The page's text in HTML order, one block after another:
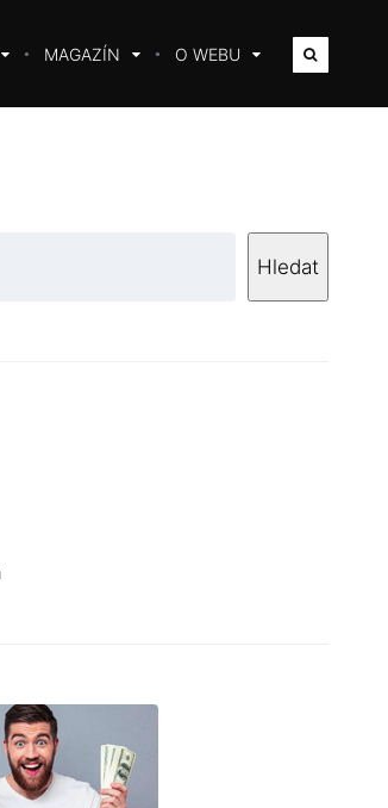
MAGAZÍN O WEBU
Hledat